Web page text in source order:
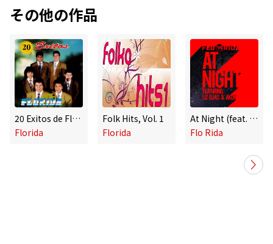
その他の作品
20 Exitos de Florida
Florida
Folk Hits, Vol. 1
Florida
At Night (feat. Liz Elias and Akon)
Flo Rida